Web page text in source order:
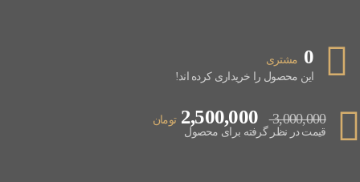
0 مشتری
این محصول را خریداری کرده اند!
3,000,000
2,500,000 تومان
قیمت در نظر گرفته برای محصول